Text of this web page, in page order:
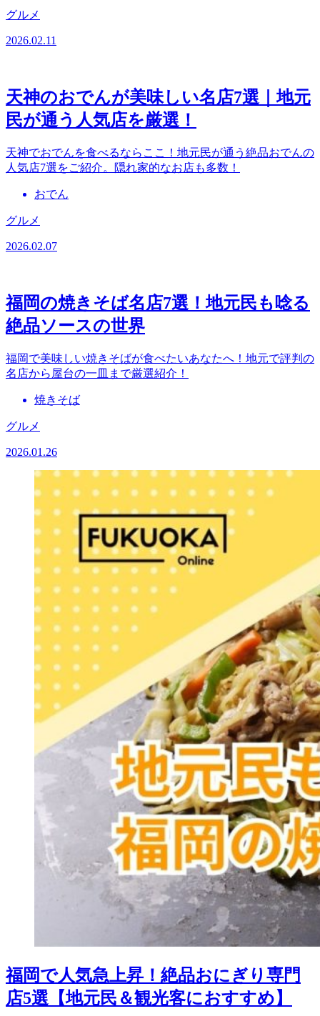
グルメ
2026.02.11
天神のおでんが美味しい名店7選｜地元
民が通う人気店を厳選！
天神でおでんを食べるならここ！地元民が通う絶品おでんの
人気店7選をご紹介。隠れ家的なお店も多数！
おでん
グルメ
2026.02.07
福岡の焼きそば名店7選！地元民も唸る
絶品ソースの世界
福岡で美味しい焼きそばが食べたいあなたへ！地元で評判の
名店から屋台の一皿まで厳選紹介！
焼きそば
グルメ
2026.01.26
福岡で人気急上昇！絶品おにぎり専門
店5選【地元民＆観光客におすすめ】